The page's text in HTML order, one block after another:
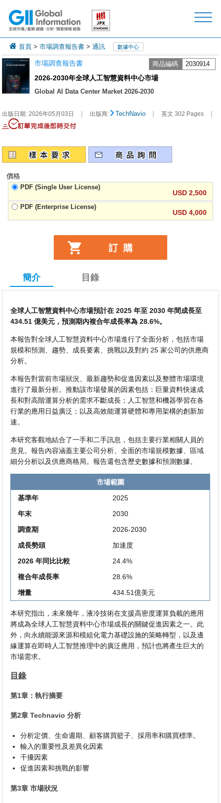
首頁 >市場調查報告書 >通訊 數據中心
市場調查報告書 商品編碼 2030914
2026-2030年全球人工智慧資料中心市場
Global AI Data Center Market 2026-2030
出版日期:2026年05月03日 | 出版商: TechNavio | 英文 302 Pages |
價格
PDF (Single User License)
USD 2,500
PDF (Enterprise License)
USD 4,000
簡介 目錄
全球人工智慧資料中心市場預計在 2025 年至 2030 年間成長至
434.51 億美元，預測期內複合年成長率為 28.6%。
本報告對全球人工智慧資料中心市場進行了全面分析，包括市場
規模和預測、趨勢、成長要素、挑戰以及對約 25 家公司的供應商
分析。
本報告對當前市場狀況、最新趨勢和促進因素以及整體市場環境
進行了最新分析。推動該市場發展的因素包括：巨量資料快速成
長和對高階運算分析的需求不斷成長；人工智慧和機器學習在各
行業的應用日益廣泛；以及高效能運算硬體和專用架構的創新加
速。
本研究客觀地結合了一手和二手訊息，包括主要行業相關人員的
意見。報告內容涵蓋主要公司分析、全面的市場規模數據、區域
細分分析以及供應商格局。報告還包含歷史數據和預測數據。
市場範圍
基準年
2025
年末
2030
調查期
2026-2030
成長勢頭
加速度
2026 年同比比較
24.4%
複合年成長率
28.6%
增量
434.51億美元
本研究指出，未來幾年，液冷技術在支援高密度運算負載的應用
將成為全球人工智慧資料中心市場成長的關鍵促進因素之一。此
外，向永續能源來源和模組化電力基礎設施的策略轉型，以及邊
緣運算在即時人工智慧推理中的廣泛應用，預計也將產生巨大的
市場需求。
目錄
第1章：執行摘要
第2章 Technavio 分析
分析定價、生命週期、顧客購買籃子、採用率和購買標準。
輸入的重要性及差異化因素
干擾因素
促進因素和挑戰的影響
第3章 市場狀況